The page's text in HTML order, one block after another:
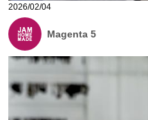
2026/02/04
Magenta 5